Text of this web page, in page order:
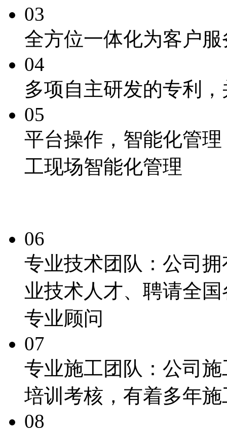
03
全方位一体化为客户服
04
多项自主研发的专利
05
平台操作， 智能化管
工现场智能化管理
06
专业技术团队： 公司
业技术人才、聘请全
专业顾问
07
专业施工团队： 公司
培训考核，有着多年
08